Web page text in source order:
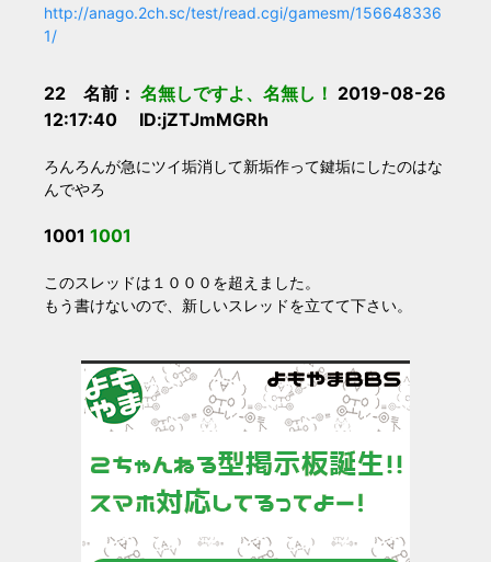
http://anago.2ch.sc/test/read.cgi/gamesm/156648336
1/
22 名前： 名無しですよ、名無し！ 2019-08-26
12:17:40 ID:jZTJmMGRh
ろんろんが急にツイ垢消して新垢作って鍵垢にしたのはな
んでやろ
1001 1001
このスレッドは１０００を超えました。
もう書けないので、新しいスレッドを立てて下さい。